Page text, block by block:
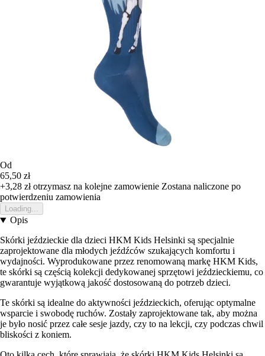
Od
65,50 zł
+3,28 złotrzymasz na kolejne zamowienie Zostana naliczone po
potwierdzeniu zamowienia
Loading...
Opis
Skórki jeździeckie dla dzieci HKM Kids Helsinki są specjalnie
zaprojektowane dla młodych jeźdźców szukających komfortu i
wydajności. Wyprodukowane przez renomowaną markę HKM Kids,
te skórki są częścią kolekcji dedykowanej sprzętowi jeździeckiemu, co
gwarantuje wyjątkową jakość dostosowaną do potrzeb dzieci.
Te skórki są idealne do aktywności jeździeckich, oferując optymalne
wsparcie i swobodę ruchów. Zostały zaprojektowane tak, aby można
je było nosić przez całe sesje jazdy, czy to na lekcji, czy podczas chwil
bliskości z koniem.